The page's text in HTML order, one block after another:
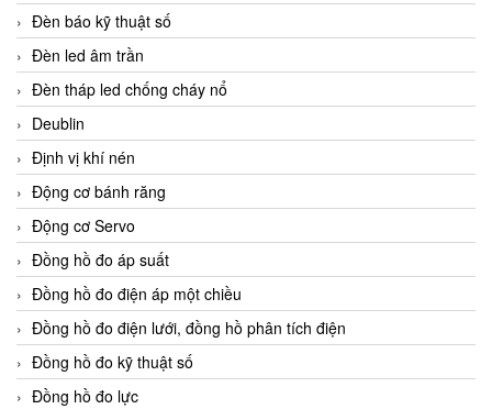
Đèn báo kỹ thuật số
Đèn led âm trần
Đèn tháp led chống cháy nổ
Deublin
Định vị khí nén
Động cơ bánh răng
Động cơ Servo
Đồng hồ đo áp suất
Đồng hồ đo điện áp một chiều
Đồng hồ đo điện lưới, đồng hồ phân tích điện
Đồng hồ đo kỹ thuật số
Đồng hồ đo lực